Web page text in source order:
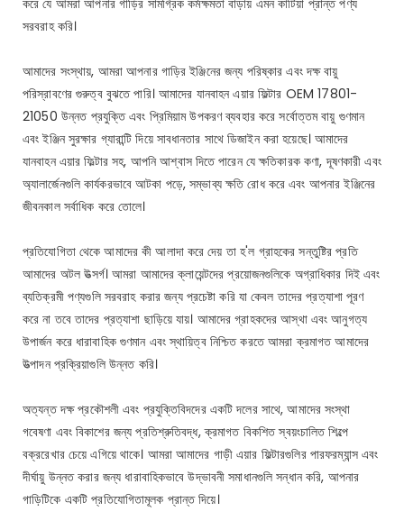
সরবরাহ করি।
আমাদের সংস্থায়, আমরা আপনার গাড়ির ইঞ্জিনের জন্য পরিষ্কার এবং দক্ষ বায়ু
পরিস্রাবণের গুরুত্ব বুঝতে পারি। আমাদের যানবাহন এয়ার ফিল্টার OEM 17801-
21050 উন্নত প্রযুক্তি এবং প্রিমিয়াম উপকরণ ব্যবহার করে সর্বোত্তম বায়ু গুণমান
এবং ইঞ্জিন সুরক্ষার গ্যারান্টি দিয়ে সাবধানতার সাথে ডিজাইন করা হয়েছে। আমাদের
যানবাহন এয়ার ফিল্টার সহ, আপনি আশ্বাস দিতে পারেন যে ক্ষতিকারক কণা, দূষণকারী এবং
অ্যালার্জেনগুলি কার্যকরভাবে আটকা পড়ে, সম্ভাব্য ক্ষতি রোধ করে এবং আপনার ইঞ্জিনের
জীবনকাল সর্বাধিক করে তোলে।
প্রতিযোগিতা থেকে আমাদের কী আলাদা করে দেয় তা হ'ল গ্রাহকের সন্তুষ্টির প্রতি
আমাদের অটল উত্সর্গ। আমরা আমাদের ক্লায়েন্টদের প্রয়োজনগুলিকে অগ্রাধিকার দিই এবং
ব্যতিক্রমী পণ্যগুলি সরবরাহ করার জন্য প্রচেষ্টা করি যা কেবল তাদের প্রত্যাশা পূরণ
করে না তবে তাদের প্রত্যাশা ছাড়িয়ে যায়। আমাদের গ্রাহকদের আস্থা এবং আনুগত্য
উপার্জন করে ধারাবাহিক গুণমান এবং স্থায়িত্ব নিশ্চিত করতে আমরা ক্রমাগত আমাদের
উত্পাদন প্রক্রিয়াগুলি উন্নত করি।
অত্যন্ত দক্ষ প্রকৌশলী এবং প্রযুক্তিবিদদের একটি দলের সাথে, আমাদের সংস্থা
গবেষণা এবং বিকাশের জন্য প্রতিশ্রুতিবদ্ধ, ক্রমাগত বিকশিত স্বয়ংচালিত শিল্পে
বক্ররেখার চেয়ে এগিয়ে থাকে। আমরা আমাদের গাড়ী এয়ার ফিল্টারগুলির পারফরম্যান্স এবং
দীর্ঘায়ু উন্নত করার জন্য ধারাবাহিকভাবে উদ্ভাবনী সমাধানগুলি সন্ধান করি, আপনার
গাড়িটিকে একটি প্রতিযোগিতামূলক প্রান্ত দিয়ে।